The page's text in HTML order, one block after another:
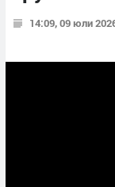
14:09, 09 юли